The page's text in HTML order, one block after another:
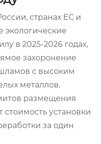
странах ЕС и
экологические
в 2025-2026 годах,
захоронение
с высоким
металлов.
размещения
установки
за один